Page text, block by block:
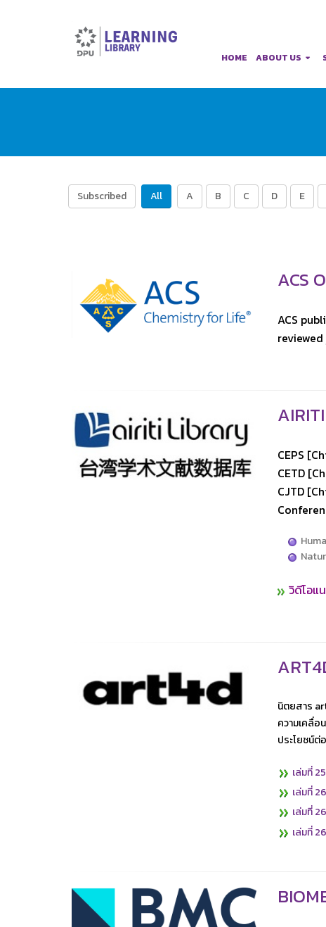
HOME ABOUT US
Subscribed All A B C D E
ACS
ACS
CEPS
CETD
CJTD
วิดีโอแ
นิตยสาร
ความเคลื่อ
ประโยชน์ต่
​ เล่มที่
​ เล่มที่
​ เล่มที่
​ เล่มที่